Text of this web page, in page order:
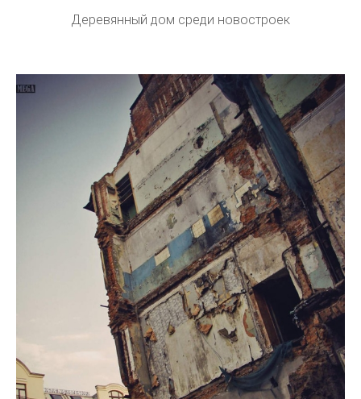
Деревянный дом среди новостроек